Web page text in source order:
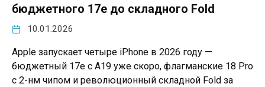
бюджетного 17e до складного Fold
10.01.2026
Apple запускает четыре iPhone в 2026 году —
бюджетный 17e с A19 уже скоро, флагманские 18 Pro
с 2-нм чипом и революционный складной Fold за